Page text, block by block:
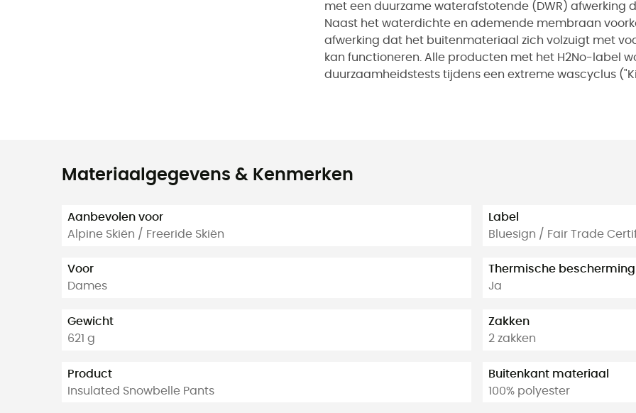
met een duurzame waterafstotende (DWR) afwerking
Naast het waterdichte en ademende membraan
afwerking dat het buitenmateriaal zich volzuigt met
kan functioneren. Alle producten met het H2No-label
duurzaamheidstests tijdens een extreme wascyclus
Materiaalgegevens & Kenmerken
Aanbevolen voor
Alpine Skiën / Freeride Skiën
Voor
Dames
Gewicht
621 g
Product
Insulated Snowbelle Pants
Label
Bluesign / Fair Trade
Thermische bescherming
Ja
Zakken
2 zakken
Buitenkant materiaal
100% polyester